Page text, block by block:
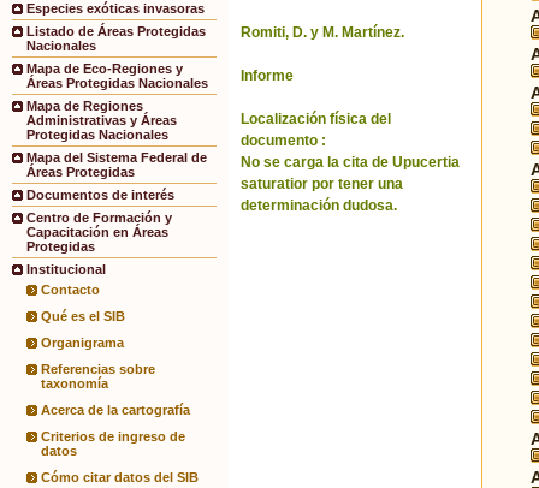
Especies exóticas invasoras
Listado de Áreas Protegidas
Nacionales
Mapa de Eco-Regiones y
Áreas Protegidas Nacionales
Mapa de Regiones
Administrativas y Áreas
Protegidas Nacionales
Mapa del Sistema Federal de
Áreas Protegidas
Documentos de interés
Centro de Formación y
Capacitación en Áreas
Protegidas
Institucional
Contacto
Qué es el SIB
Organigrama
Referencias sobre
taxonomía
Acerca de la cartografía
Criterios de ingreso de
datos
Cómo citar datos del SIB
Romiti, D. y M. Martínez.
Informe
Localización física del
documento :
No se carga la cita de Upucertia
saturatior por tener una
determinación dudosa.